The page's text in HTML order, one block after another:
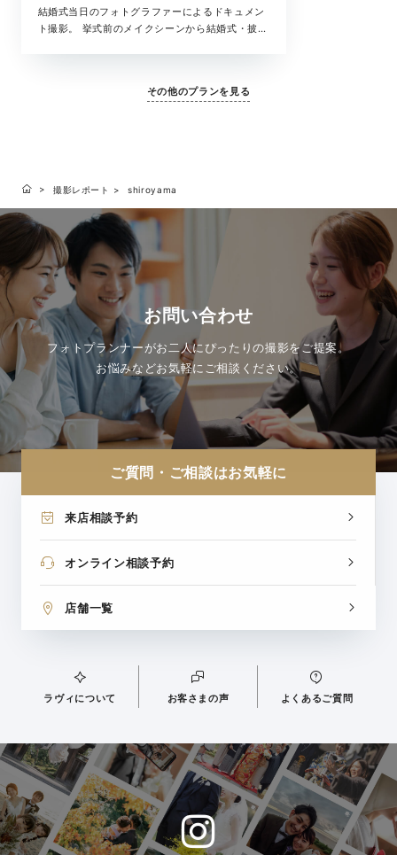
結婚式当日のフォトグラファーによるドキュメン
ト撮影。 挙式前のメイクシーンから結婚式・披露
その他のプランを見る
撮影レポート shiroyama
お問い合わせ
フォトプランナーがお二人にぴったりの撮影をご提案。
お悩みなどお気軽にご相談ください。
ご質問・ご相談はお気軽に
来店相談予約
オンライン相談予約
店舗一覧
ラヴィについて お客さまの声 よくあるご質問